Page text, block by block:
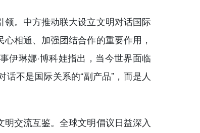
。中方推动联大设立文明对话国际
相通、加强团结合作的重要作用，
伊琳娜·博科娃指出，当今世界面临
不是国际关系的“副产品”，而是人
交流互鉴。全球文明倡议日益深入